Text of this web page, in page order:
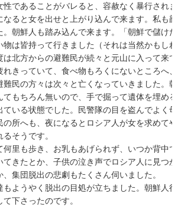
性であることがバレると、容赦なく暴行され
なると女を出せと上がり込んで来ます。私も
。朝鮮人も踏み込んで来ます。「朝鮮で儲け
物は皆持って行きました（それは当然かもし
北方からの避難民が続々と元山に入って来
れきっていて、食べ物もろくにないところへ
難民の方々は次々と亡くなっていきました。
てもちろん無いので、手で掘って遺体を埋め
ている状態でした。民警隊の目を盗んでよく
の所へも、夜になるとロシア人が女を求めて
そうです。
里も歩き、お乳もあげられず、いつか背中
てきたとか、子供の泣き声でロシア人に見つ
集団脱出の悲劇もたくさん伺いました。
ようやく脱出の目処が立ちました。朝鮮人
下さったのです。